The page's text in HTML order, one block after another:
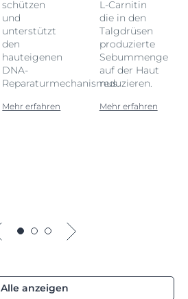
schützen
und
unterstützt
den
hauteigenen
DNA-
Reparaturmechanismus.
Mehr erfahren
L-Carnitin
die in den
Talgdrüsen
produzierte
Sebummenge
auf der Haut
reduzieren.
Mehr erfahren
Alle anzeigen